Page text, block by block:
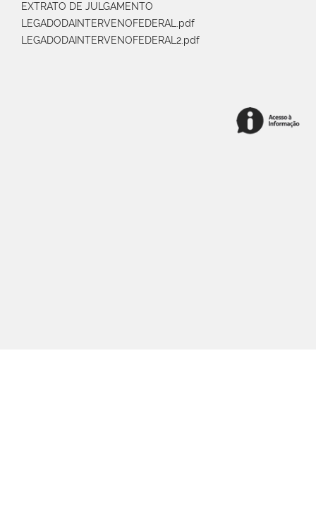
EXTRATO DE JULGAMENTO
LEGADODAINTERVENOFEDERAL.pdf
LEGADODAINTERVENOFEDERAL2.pdf